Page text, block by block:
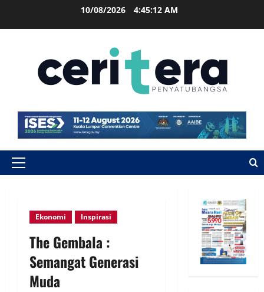
10/08/2026 4:45:13 AM
Ekonomi Inspirasi
The Gembala :
Semangat Generasi
Muda